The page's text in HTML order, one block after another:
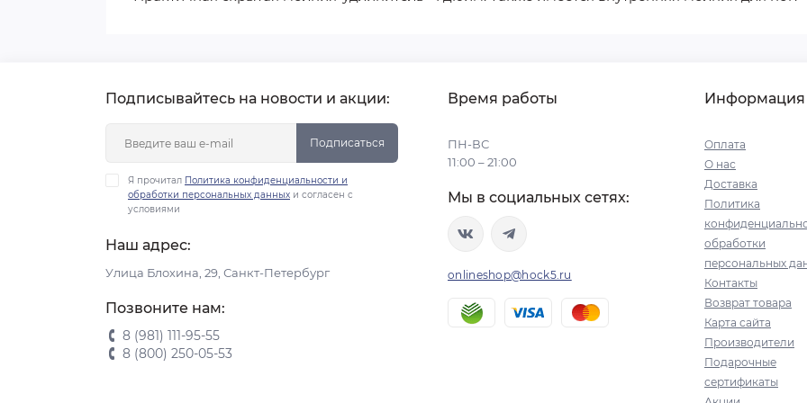
Подписывайтесь на новости и акции:
Подписаться
Я прочитал Политика конфиденциальности и
обработки персональных данных и согласен с
условиями
Наш адрес:
Улица Блохина, 29, Санкт-Петербург
Позвоните нам:
8 (981) 111-95-55
8 (800) 250-05-53
Время работы
ПН-ВС
11:00 – 21:00
Мы в социальных сетях:
onlineshop@hock5.ru
Информация
Оплата
О нас
Доставка
Политика
обработки
персональных
Контакты
Возврат товара
Карта сайта
Производители
Подарочные
сертификаты